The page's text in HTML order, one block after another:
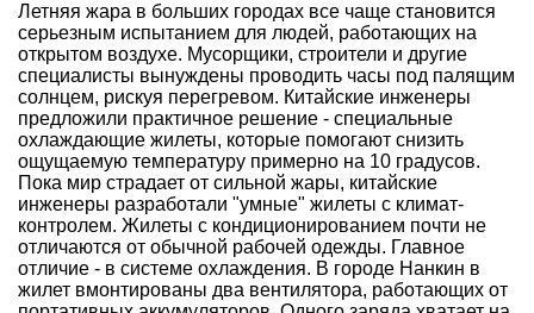
Летняя жара в больших городах все чаще становится
серьезным испытанием для людей, работающих на
открытом воздухе. Мусорщики, строители и другие
специалисты вынуждены проводить часы под палящим
солнцем, рискуя перегревом. Китайские инженеры
предложили практичное решение - специальные
охлаждающие жилеты, которые помогают снизить
ощущаемую температуру примерно на 10 градусов.
Пока мир страдает от сильной жары, китайские
инженеры разработали "умные" жилеты с климат-
контролем. Жилеты с кондиционированием почти не
отличаются от обычной рабочей одежды. Главное
отличие - в системе охлаждения. В городе Нанкин в
жилет вмонтированы два вентилятора, работающих от